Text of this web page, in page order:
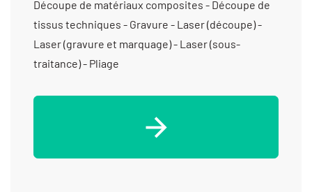
Découpe de matériaux composites - Découpe de
tissus techniques - Gravure - Laser (découpe) -
Laser (gravure et marquage) - Laser (sous-
traitance) - Pliage